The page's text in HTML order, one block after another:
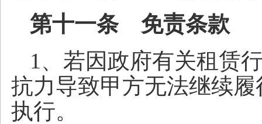
第十一条 免责条款
1、若因政府有关租赁
抗力导致甲方无法继续
执行。